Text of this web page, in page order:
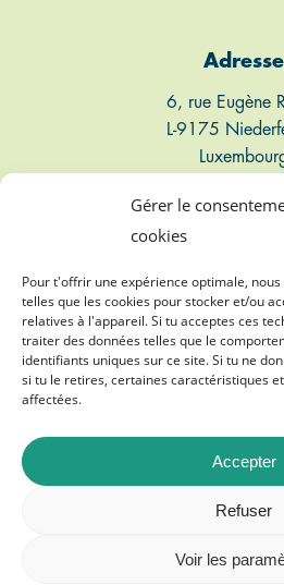
Gérer le
cookies
Pour t'offrir une expérience optimale,
telles que les cookies pour stocker et/ou
relatives à l'appareil. Si tu acceptes ces
traiter des données telles que le
identifiants uniques sur ce site. Si tu ne
si tu le retires, certaines caractéristiques
affectées.
Accepter
Refuser
Voir les
Adresse
6, rue Eugène
L-9175
T: +352 661
E:
Protection des